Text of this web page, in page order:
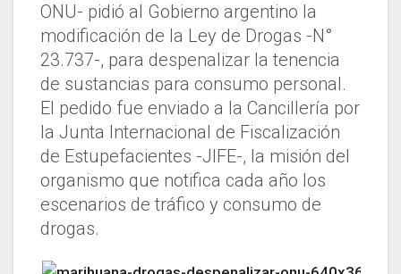
ONU- pidió al Gobierno argentino la
modificación de la Ley de Drogas -N°
23.737-, para despenalizar la tenencia
de sustancias para consumo personal.
El pedido fue enviado a la Cancillería por
la Junta Internacional de Fiscalización
de Estupefacientes -JIFE-, la misión del
organismo que notifica cada año los
escenarios de tráfico y consumo de
drogas.